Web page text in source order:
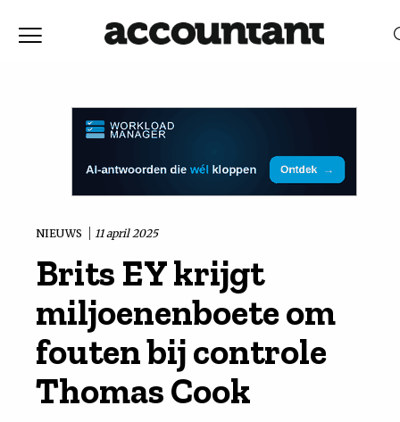
Vaktechniek
Achtergrond
NIEUWS 11 april 2025
Brits EY krijgt
miljoenenboete om
fouten bij controle
Thomas Cook